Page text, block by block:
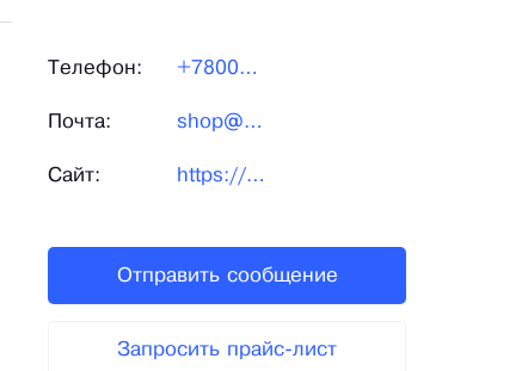
Телефон: +7800550-48-88
Почта: shop@888-plus.ru
Сайт: https://888-plus.com/
Отправить сообщение
Запросить прайс-лист